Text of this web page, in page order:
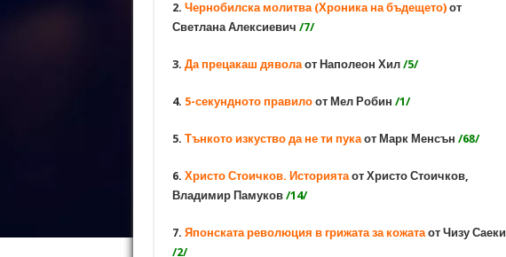
2. Чернобилска молитва (Хроника на бъдещето)от
Светлана Алексиевич /7/
3. Да прецакаш дяволаот Наполеон Хил /5/
4. 5-секундното правилоот Мел Робин /1/
5. Тънкото изкуство да не ти пукаот Марк Менсън /68/
6. Христо Стоичков. Историятаот Христо Стоичков,
Владимир Памуков /14/
7. Японската революция в грижата за кожатаот Чизу Саеки
/2/